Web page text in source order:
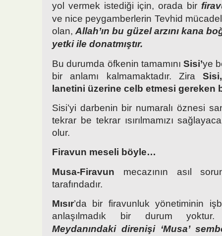
yol vermek istediği için, orada bir
ve nice peygamberlerin Tevhid
olan,Allah’ın bu güzel arzını kana
yetki ile donatmıştır.
Bu durumda öfkenin tamamınıSisi’ye
bir anlamı kalmamaktadır. ZiraSisi,
lanetini üzerine celb etmesi gereken
Sisi’yi darbenin bir numaralı öznesi
tekrar be tekrar ısırılmamızı
olur.
Firavun meseli böyle…
Musa-Firavun mecazının asıl
tarafındadır.
Mısır’da bir firavunluk yönetiminin
anlaşılmadık bir durum
Meydanındaki direnişi ‘Musa’